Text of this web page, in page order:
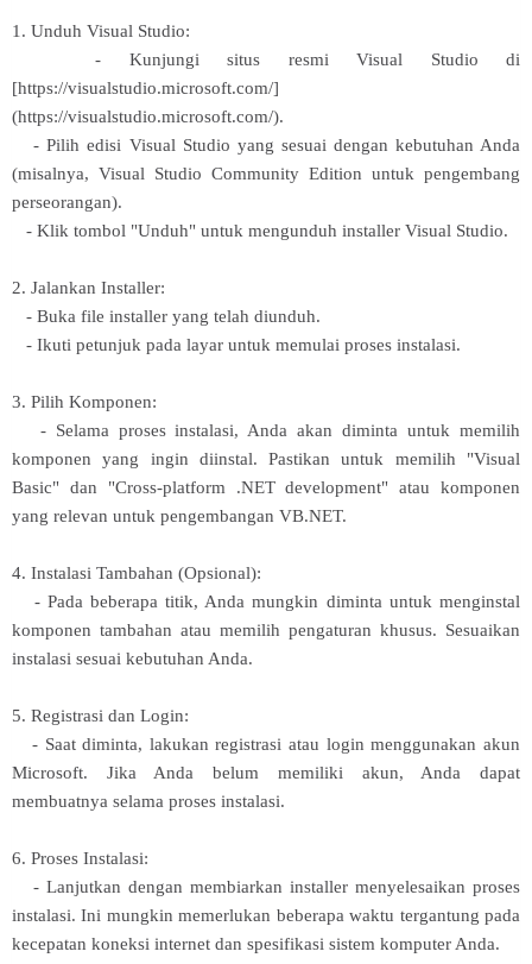
1. Unduh Visual Studio:
- Kunjungi situs resmi Visual Studio di
[https://visualstudio.microsoft.com/]
(https://visualstudio.microsoft.com/).
- Pilih edisi Visual Studio yang sesuai dengan kebutuhan Anda
(misalnya, Visual Studio Community Edition untuk pengembang
perseorangan).
- Klik tombol "Unduh" untuk mengunduh installer Visual Studio.
2. Jalankan Installer:
- Buka file installer yang telah diunduh.
- Ikuti petunjuk pada layar untuk memulai proses instalasi.
3. Pilih Komponen:
- Selama proses instalasi, Anda akan diminta untuk memilih
komponen yang ingin diinstal. Pastikan untuk memilih "Visual
Basic" dan "Cross-platform .NET development" atau komponen
yang relevan untuk pengembangan VB.NET.
4. Instalasi Tambahan (Opsional):
- Pada beberapa titik, Anda mungkin diminta untuk menginstal
komponen tambahan atau memilih pengaturan khusus. Sesuaikan
instalasi sesuai kebutuhan Anda.
5. Registrasi dan Login:
- Saat diminta, lakukan registrasi atau login menggunakan akun
Microsoft. Jika Anda belum memiliki akun, Anda dapat
membuatnya selama proses instalasi.
6. Proses Instalasi:
- Lanjutkan dengan membiarkan installer menyelesaikan proses
instalasi. Ini mungkin memerlukan beberapa waktu tergantung pada
kecepatan koneksi internet dan spesifikasi sistem komputer Anda.